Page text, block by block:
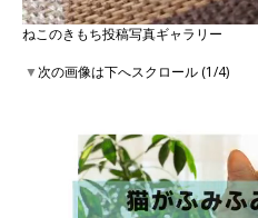
ねこのきもち投稿写真ギャラリー
▼次の画像は下へスクロール (1/4)